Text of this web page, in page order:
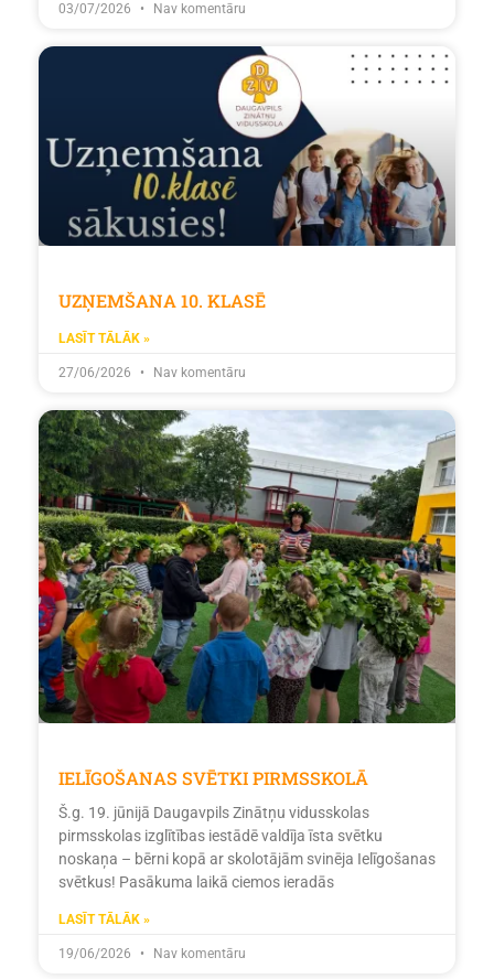
03/07/2026 Nav komentāru
UZŅEMŠANA 10. KLASĒ
LASĪT TĀLĀK »
27/06/2026 Nav komentāru
IELĪGOŠANAS SVĒTKI PIRMSSKOLĀ
Š.g. 19. jūnijā Daugavpils Zinātņu vidusskolas
pirmsskolas izglītības iestādē valdīja īsta svētku
noskaņa – bērni kopā ar skolotājām svinēja Ielīgošanas
svētkus! Pasākuma laikā ciemos ieradās
LASĪT TĀLĀK »
19/06/2026 Nav komentāru